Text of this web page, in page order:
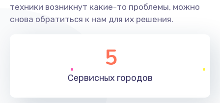
техники возникнут какие-то проблемы, можно
снова обратиться к нам для их решения.
5
Сервисных городов